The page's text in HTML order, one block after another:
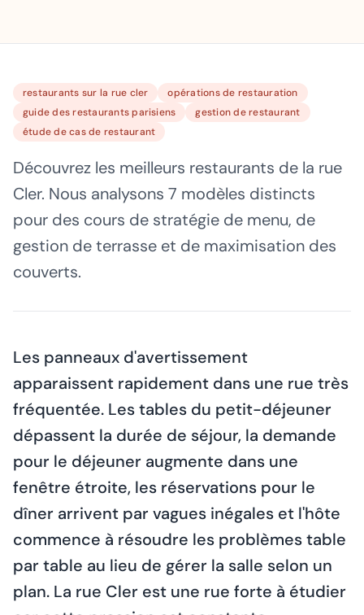
restaurants sur la rue cler
opérations de restauration
guide des restaurants parisiens
gestion de restaurant
étude de cas de restaurant
Découvrez les meilleurs restaurants de la rue
Cler. Nous analysons 7 modèles distincts
pour des cours de stratégie de menu, de
gestion de terrasse et de maximisation des
couverts.
Les panneaux d'avertissement
apparaissent rapidement dans une rue très
fréquentée. Les tables du petit-déjeuner
dépassent la durée de séjour, la demande
pour le déjeuner augmente dans une
fenêtre étroite, les réservations pour le
dîner arrivent par vagues inégales et l'hôte
commence à résoudre les problèmes table
par table au lieu de gérer la salle selon un
plan. La rue Cler est une rue forte à étudier